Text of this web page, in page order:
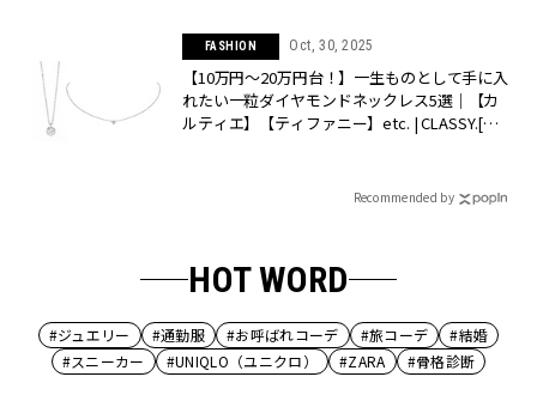
FASHION Oct, 30, 2025
【10万円〜20万円台！】一生ものとして手に入
れたい一粒ダイヤモンドネックレス5選｜【カ
ルティエ】【ティファニー】etc. | CLASSY.[ク
Recommended by
HOT WORD
#ジュエリー #通勤服 #お呼ばれコーデ #旅コーデ
#結婚
#スニーカー
#UNIQLO（ユニクロ） #ZARA #骨格診断